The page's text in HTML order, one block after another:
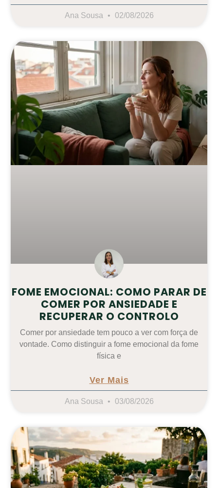
Ana Sousa 02/08/2026
FOME EMOCIONAL: COMO PARAR DE
COMER POR ANSIEDADE E
RECUPERAR O CONTROLO
Comer por ansiedade tem pouco a ver com força de
vontade. Como distinguir a fome emocional da fome
física e
Ver Mais
Ana Sousa 03/08/2026